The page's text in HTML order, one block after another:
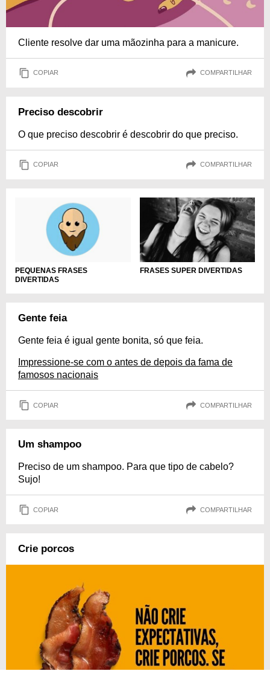
Cliente resolve dar uma mãozinha para a manicure.
COPIAR COMPARTILHAR
Preciso descobrir
O que preciso descobrir é descobrir do que preciso.
COPIAR COMPARTILHAR
PEQUENAS FRASES
DIVERTIDAS
FRASES SUPER DIVERTIDAS
Gente feia
Gente feia é igual gente bonita, só que feia.
Impressione-se com o antes de depois da fama de
famosos nacionais
COPIAR COMPARTILHAR
Um shampoo
Preciso de um shampoo. Para que tipo de cabelo?
Sujo!
COPIAR COMPARTILHAR
Crie porcos